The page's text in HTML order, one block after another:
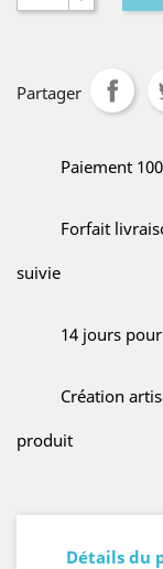
Partager
Paiement
Forfait
suivie
14 jours
Création
produit
Détails du